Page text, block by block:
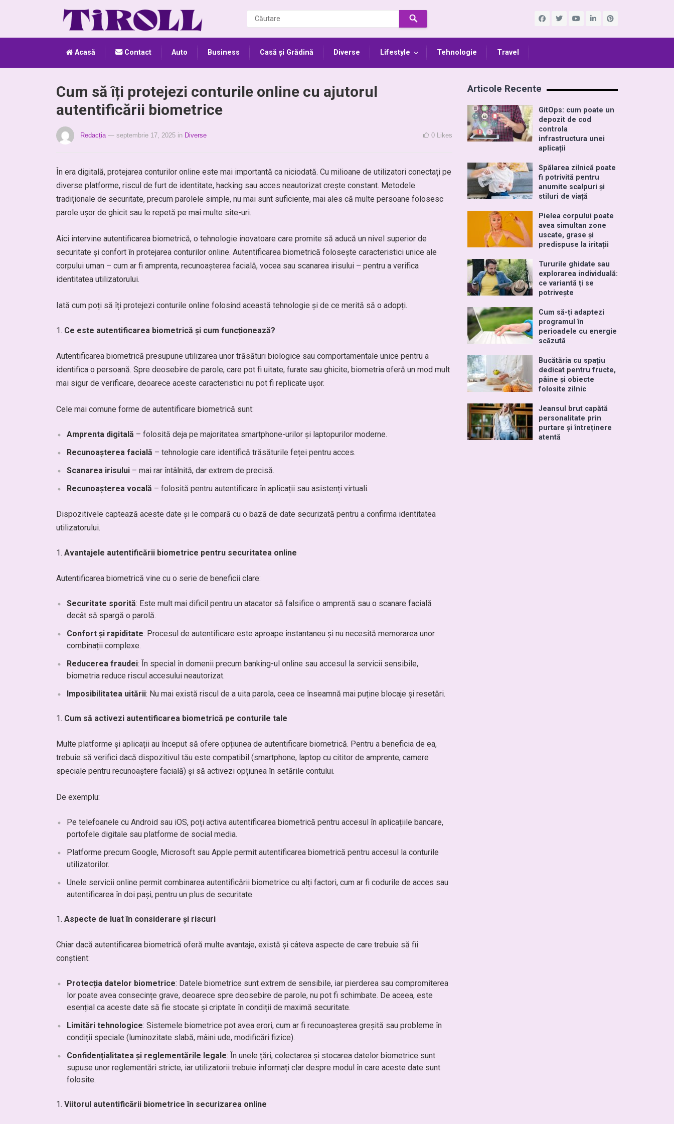
Acasă Contact Auto Business Casă și Grădină Diverse Lifestyle Tehnologie Travel
Cum să îți protejezi conturile online cu ajutorul
autentificării biometrice
Redacția — septembrie 17, 2025 in Diverse 0 Likes
În era digitală, protejarea conturilor online este mai importantă ca niciodată. Cu milioane de utilizatori conectați pe
diverse platforme, riscul de furt de identitate, hacking sau acces neautorizat crește constant. Metodele
tradiționale de securitate, precum parolele simple, nu mai sunt suficiente, mai ales că multe persoane folosesc
parole ușor de ghicit sau le repetă pe mai multe site-uri.
Aici intervine autentificarea biometrică, o tehnologie inovatoare care promite să aducă un nivel superior de
securitate și confort în protejarea conturilor online. Autentificarea biometrică folosește caracteristici unice ale
corpului uman – cum ar fi amprenta, recunoașterea facială, vocea sau scanarea irisului – pentru a verifica
identitatea utilizatorului.
Iată cum poți să îți protejezi conturile online folosind această tehnologie și de ce merită să o adopți.
Ce este autentificarea biometrică și cum funcționează?
Autentificarea biometrică presupune utilizarea unor trăsături biologice sau comportamentale unice pentru a
identifica o persoană. Spre deosebire de parole, care pot fi uitate, furate sau ghicite, biometria oferă un mod mult
mai sigur de verificare, deoarece aceste caracteristici nu pot fi replicate ușor.
Cele mai comune forme de autentificare biometrică sunt:
Amprenta digitală – folosită deja pe majoritatea smartphone-urilor și laptopurilor moderne.
Recunoașterea facială – tehnologie care identifică trăsăturile feței pentru acces.
Scanarea irisului – mai rar întâlnită, dar extrem de precisă.
Recunoașterea vocală – folosită pentru autentificare în aplicații sau asistenți virtuali.
Dispozitivele captează aceste date și le compară cu o bază de date securizată pentru a confirma identitatea
utilizatorului.
Avantajele autentificării biometrice pentru securitatea online
Autentificarea biometrică vine cu o serie de beneficii clare:
Securitate sporită: Este mult mai dificil pentru un atacator să falsifice o amprentă sau o scanare facială
decât să spargă o parolă.
Confort și rapiditate: Procesul de autentificare este aproape instantaneu și nu necesită memorarea unor
combinații complexe.
Reducerea fraudei: În special în domenii precum banking-ul online sau accesul la servicii sensibile,
biometria reduce riscul accesului neautorizat.
Imposibilitatea uitării: Nu mai există riscul de a uita parola, ceea ce înseamnă mai puține blocaje și resetări.
Cum să activezi autentificarea biometrică pe conturile tale
Multe platforme și aplicații au început să ofere opțiunea de autentificare biometrică. Pentru a beneficia de ea,
trebuie să verifici dacă dispozitivul tău este compatibil (smartphone, laptop cu cititor de amprente, camere
speciale pentru recunoaștere facială) și să activezi opțiunea în setările contului.
De exemplu:
Pe telefoanele cu Android sau iOS, poți activa autentificarea biometrică pentru accesul în aplicațiile bancare,
portofele digitale sau platforme de social media.
Platforme precum Google, Microsoft sau Apple permit autentificarea biometrică pentru accesul la conturile
utilizatorilor.
Unele servicii online permit combinarea autentificării biometrice cu alți factori, cum ar fi codurile de acces sau
autentificarea în doi pași, pentru un plus de securitate.
Aspecte de luat în considerare și riscuri
Chiar dacă autentificarea biometrică oferă multe avantaje, există și câteva aspecte de care trebuie să fii
conștient:
Protecția datelor biometrice: Datele biometrice sunt extrem de sensibile, iar pierderea sau compromiterea
lor poate avea consecințe grave, deoarece spre deosebire de parole, nu pot fi schimbate. De aceea, este
esențial ca aceste date să fie stocate și criptate în condiții de maximă securitate.
Limitări tehnologice: Sistemele biometrice pot avea erori, cum ar fi recunoașterea greșită sau probleme în
condiții speciale (luminozitate slabă, mâini ude, modificări fizice).
Confidențialitatea și reglementările legale: În unele țări, colectarea și stocarea datelor biometrice sunt
supuse unor reglementări stricte, iar utilizatorii trebuie informați clar despre modul în care aceste date sunt
folosite.
Viitorul autentificării biometrice în securizarea online
Articole Recente
GitOps: cum poate un
depozit de cod
controla
infrastructura unei
aplicații
Spălarea zilnică poate
fi potrivită pentru
anumite scalpuri și
stiluri de viață
Pielea corpului poate
avea simultan zone
uscate, grase și
predispuse la iritații
Tururile ghidate sau
explorarea individuală:
ce variantă ți se
potrivește
Cum să-ți adaptezi
programul în
perioadele cu energie
scăzută
Bucătăria cu spațiu
dedicat pentru fructe,
pâine și obiecte
folosite zilnic
Jeansul brut capătă
personalitate prin
purtare și întreținere
atentă